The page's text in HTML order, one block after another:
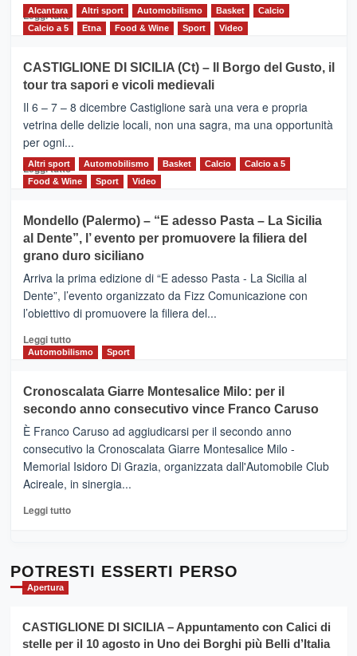
Leggi tutto Leggi
MOIO
ALCANTARA
–
Vivicittà,
alla
scoperta
del
territorio,
e
messaggi
di
Alcantara Altri sport Automobilismo Basket
Calcio
Calcio a 5
Etna Food & Wine Sport Video
CASTIGLIONE DI SICILIA (Ct) – Il Borgo del Gusto, il
tour tra sapori e vicoli medievali
Il 6 – 7 – 8 dicembre Castiglione sarà una vera e propria
vetrina delle delizie locali, non una sagra, ma una opportunità
per ogni...
Leggi tuttoLeggi
di
CASTIGLIONE
DI
SICILIA
(Ct)
–
Il
Borgo
Gusto,
il
tra
sapori
vicoli
medievali
Altri sport Automobilismo Basket Calcio
Calcio a 5
Food & Wine
Sport Video
Mondello (Palermo) – “E adesso Pasta – La Sicilia
al Dente”, l’ evento per promuovere la filiera del
grano duro siciliano
Arriva la prima edizione di “E adesso Pasta - La Sicilia al
Dente”, l’evento organizzato da Fizz Comunicazione con
l’obiettivo di promuovere la filiera del...
Leggi tuttoLeggi
di
Mondello
(Palermo)
–
“E
adesso
Pasta
–
Sicilia
l’
evento
la
filiera
Automobilismo Sport
Cronoscalata Giarre Montesalice Milo: per il
secondo anno consecutivo vince Franco Caruso
È Franco Caruso ad aggiudicarsi per il secondo anno
consecutivo la Cronoscalata Giarre Montesalice Milo -
Memorial Isidoro Di Grazia, organizzata dall'Automobile Club
Acireale, in sinergia...
Leggi tuttoLeggi
Cronoscalata
per
il
POTRESTI ESSERTI PERSO
Apertura
CASTIGLIONE DI SICILIA – Appuntamento con Calici di
stelle per il 10 agosto in Uno dei Borghi più Belli d’Italia